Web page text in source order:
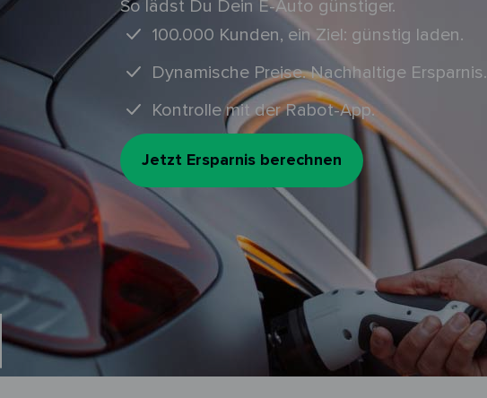
So lädst Du Dein E-Auto günstiger.
100.000 Kunden, ein Ziel: günstig laden.
Dynamische Preise. Nachhaltige Ersparnis.
Kontrolle mit der Rabot-App.
Jetzt Ersparnis berechnen